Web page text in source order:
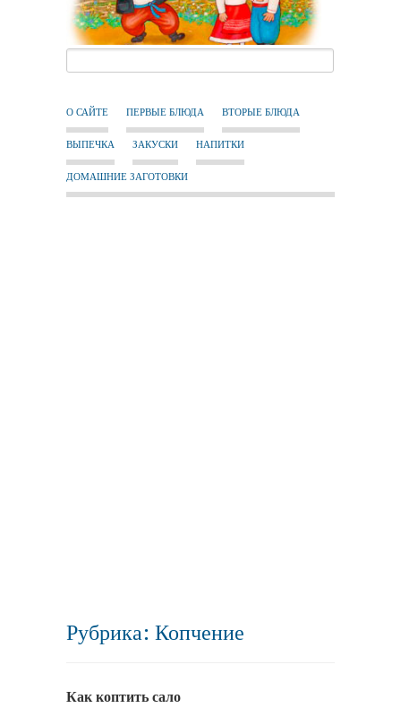
О САЙТЕ ПЕРВЫЕ БЛЮДА ВТОРЫЕ БЛЮДА
ВЫПЕЧКА ЗАКУСКИ НАПИТКИ
ДОМАШНИЕ ЗАГОТОВКИ
Рубрика: Копчение
Как коптить сало